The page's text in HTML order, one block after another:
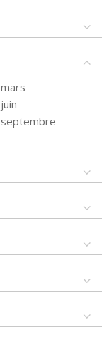
mars
juin
septembre